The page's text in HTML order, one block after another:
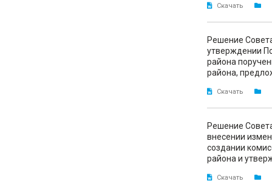
Скачать
Решение
утверждении
района
района,
Скачать
Решение
внесении
создании
района и
Скачать